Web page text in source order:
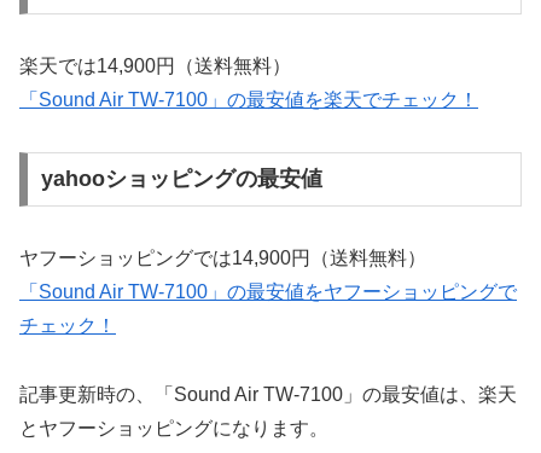
楽天では14,900円（送料無料）
「Sound Air TW-7100」の最安値を楽天でチェック！
yahooショッピングの最安値
ヤフーショッピングでは14,900円（送料無料）
「Sound Air TW-7100」の最安値をヤフーショッピングで
チェック！
記事更新時の、「Sound Air TW-7100」の最安値は、楽天
とヤフーショッピングになります。